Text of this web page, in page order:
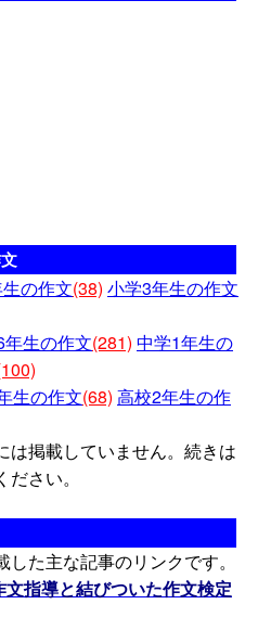
の作文(38) 小学3年生の作文
生の作文(281) 中学1年生の
生の作文(68) 高校2年生の作
は掲載していません。続きは
さい。
た主な記事のリンクです。
指導と結びついた作文検定